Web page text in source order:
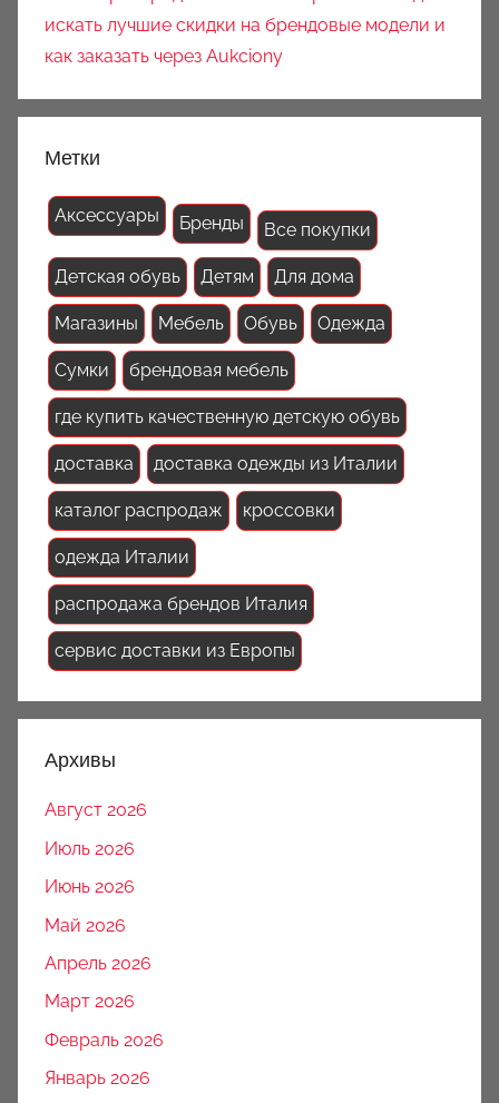
искать лучшие скидки на брендовые модели и
как заказать через Aukciony
Метки
Аксессуары Бренды Все покупки
Детская обувь Детям Для дома
Магазины Мебель Обувь Одежда
Сумки брендовая мебель
где купить качественную детскую обувь
доставка доставка одежды из Италии
каталог распродаж кроссовки
одежда Италии
распродажа брендов Италия
сервис доставки из Европы
Архивы
Август 2026
Июль 2026
Июнь 2026
Май 2026
Апрель 2026
Март 2026
Февраль 2026
Январь 2026